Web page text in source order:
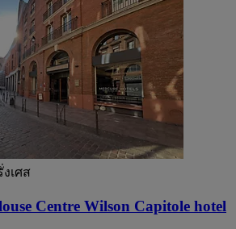
เศส
Centre Wilson Capitole hotel